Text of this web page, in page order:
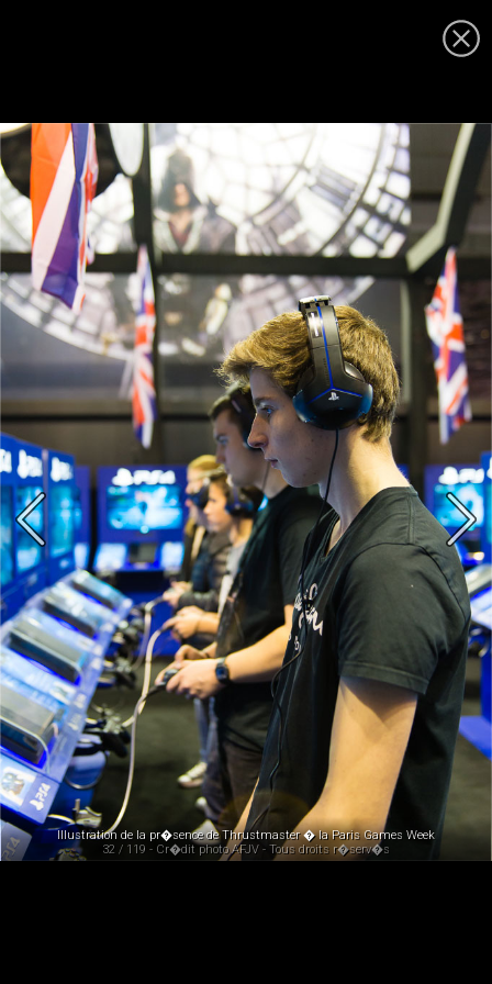
Illustration de la pr�sence de Thrustmaster � la Paris Games Week
32 / 119 - Cr�dit photo AFJV - Tous droits r�serv�s